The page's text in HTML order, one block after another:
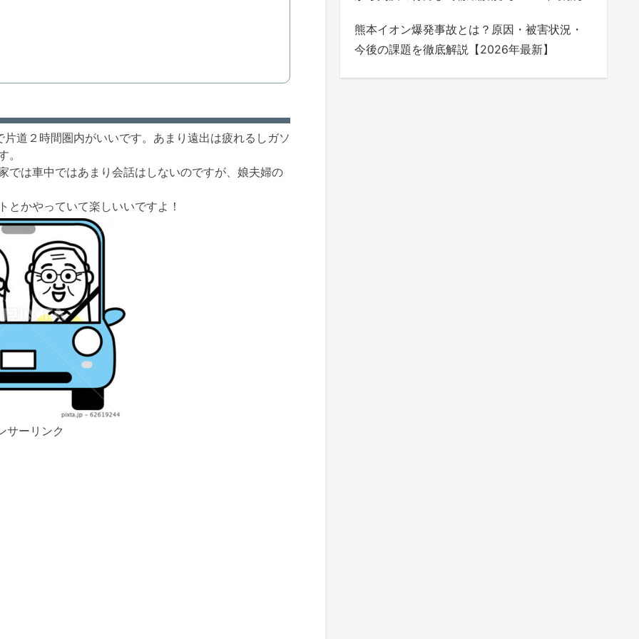
片道２時間圏内がいいです。あまり遠出は疲れるしガソ
。
では車中ではあまり会話はしないのですが、娘夫婦の
かやっていて楽しいいですよ！
サーリンク
熊本イオン爆発事故とは？原因・被害状況・
今後の課題を徹底解説【2026年最新】